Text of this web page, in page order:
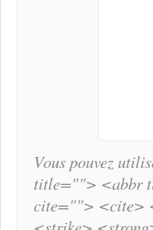
Vous pouvez
title=""> <abbr
cite=""> <cite>